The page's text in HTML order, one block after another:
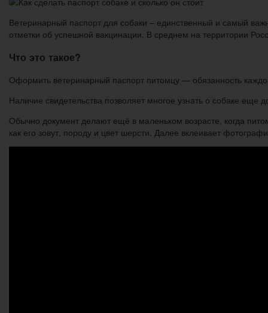
Ветеринарный паспорт для собаки – единственный и самый
отметки об успешной вакцинации. В среднем на территории
Что это такое?
Оформить ветеринарный паспорт питомцу — обязанность
Наличие свидетельства позволяет многое узнать о собаке еще
Обычно документ делают ещё в маленьком возрасте, когда
как его зовут, породу и цвет шерсти. Далее вклеивает